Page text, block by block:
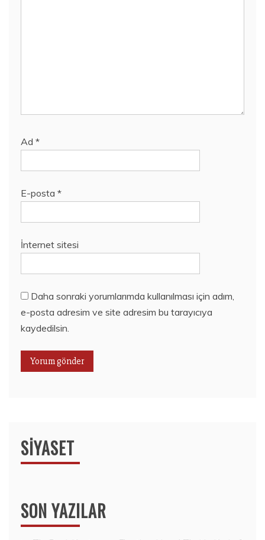
Ad *
E-posta *
İnternet sitesi
Daha sonraki yorumlarımda kullanılması için adım,
e-posta adresim ve site adresim bu tarayıcıya
kaydedilsin.
SIYASET
SON YAZILAR